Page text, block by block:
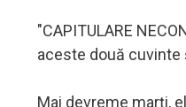
"CAPITULARE
aceste două cuvinte
Mai devreme marţi,